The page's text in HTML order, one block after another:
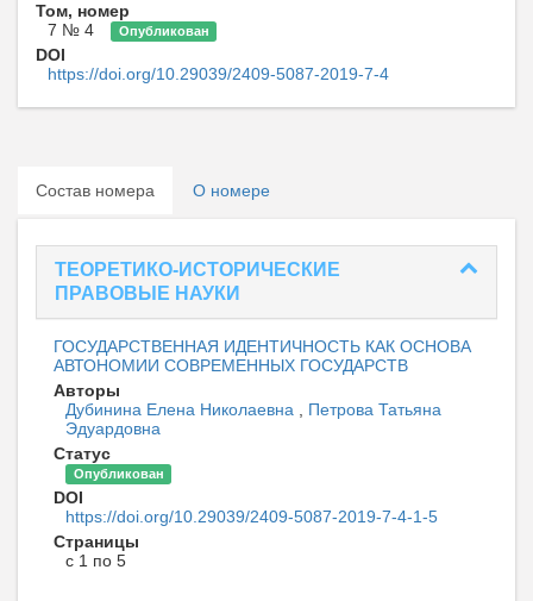
Том, номер
7 № 4
Опубликован
DOI
https://doi.org/10.29039/2409-5087-2019-7-4
Состав номера О номере
ТЕОРЕТИКО-ИСТОРИЧЕСКИЕ
ПРАВОВЫЕ НАУКИ
ГОСУДАРСТВЕННАЯ ИДЕНТИЧНОСТЬ КАК ОСНОВА
АВТОНОМИИ СОВРЕМЕННЫХ ГОСУДАРСТВ
Авторы
Дубинина Елена Николаевна
Петрова Татьяна
Эдуардовна
Статус
Опубликован
DOI
https://doi.org/10.29039/2409-5087-2019-7-4-1-5
Страницы
с 1 по 5